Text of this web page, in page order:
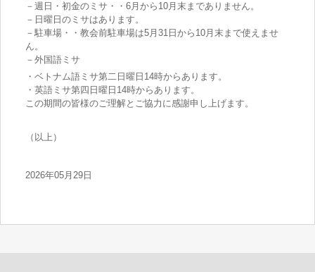
－週日・初金のミサ・・6月から10月末までありません。
－日曜日のミサはあります。
－駐車場・・教会前駐車場は5月31日から10月末まで使えませ
ん。
－外国語ミサ
・ベトナム語ミサ第二日曜日14時からあります。
・英語ミサ第四日曜日14時からあります。
この期間の皆様のご理解とご協力に感謝申し上げます。
（以上）
2026年05月29日